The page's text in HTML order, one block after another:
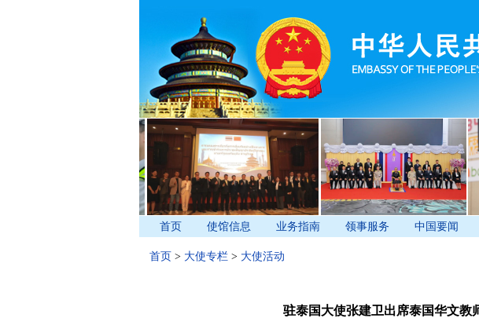
首页 使馆信息 业务指南 领事服务 中国要闻
首页 > 大使专栏 > 大使活动
驻泰国大使张建卫出席泰国华文教